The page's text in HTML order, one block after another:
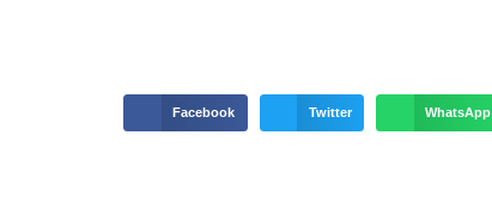
Facebook Twitter WhatsApp